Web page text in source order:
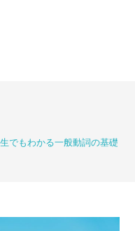
でもわかる一般動詞の基礎！